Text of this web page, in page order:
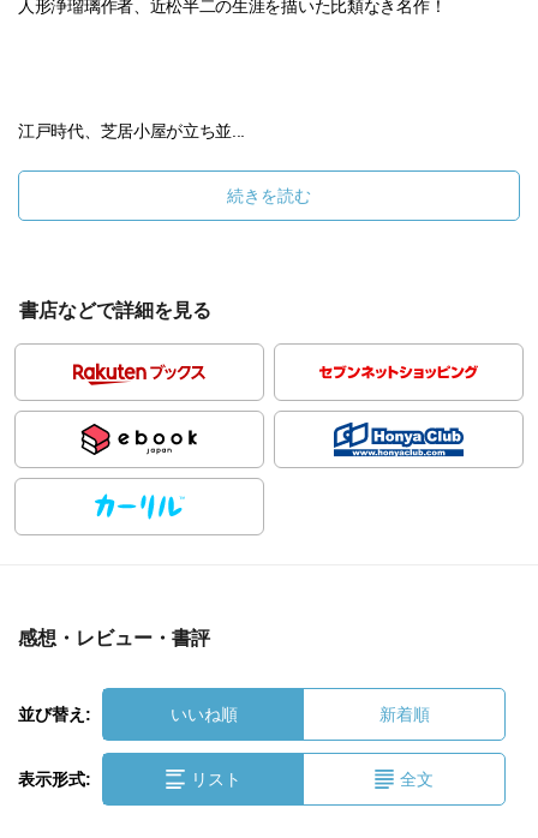
人形浄瑠璃作者、近松半二の生涯を描いた比類なき名作！
江戸時代、芝居小屋が立ち並...
続きを読む
書店などで詳細を見る
感想・レビュー・書評
並び替え: いいね順 新着順
表示形式: リスト 全文